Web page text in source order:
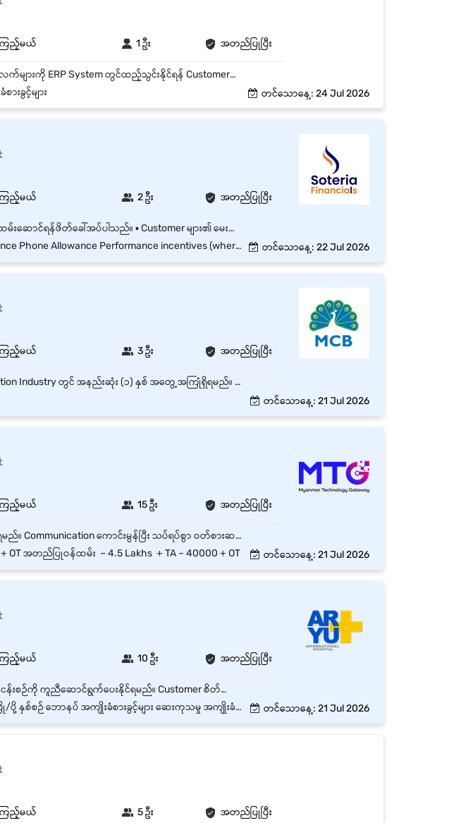
ြည့်မယ် 1 ဦး အတည်ပြုပြီး
Customerအချက်အလက်များ ကားနှင့်သက်ဆိုင်သော အချက်အလက်များကို ERP System တွင်ထည့်သွင်းနိုင်ရန် Customerအားဖုန်းဖြင့်လည်းကောင်း Viber မှ တစ်ဆင့် လည်းကောင်း လုပ်ငန်းအချက်အလက်များအား အချိန်ပြည့်ပေးနိုင်ရန် ပြင်ဆင်ရန်ကားများအားစစ်ဆေးနိုင်ရန် အပတ်စဉ်Target နှင့် Report များအား ပြင်ဆင်ပေးနိုင်ရန် ကားပြင်ဆင်ရန်လိုအပ်သည့်စာရွက်စာတမ်းများအား တိကျစွာ လုပ်ဆောင်ပေးရန် Customer Satisfaction အား အလေးထားနိုင်သူဖြစ်ရမည် ကျားမ မရွေး လျှောက်ထားနိုင်သည်
းခွင့်များ တင်သောနေ့: 24 Jul 2026
ြည့်မယ် 2 ဦး အတည်ပြုပြီး
Soteria Financials အာမခံကိုယ်စားလှယ်လုပ်ငန်းတွင် တာဝန်ထမ်းဆောင်ရန်ဖိတ်ခေါ်အပ်ပါသည်။ ▪️ Customer များ၏ မေးမြန်းမှုများကို Phone, Viber နှင့် Email မှတစ်ဆင့် ယဉ်ကျေးပျူငှာစွာ ဖြေကြားပေးခြင်း။ ▪️ Customer များ၏ လိုအပ်ချက်များကို နားလည်ပြီး သင့်လျော်သော ဝန်ဆောင်မှုများ ပေးအပ်ခြင်း။ ▪️ Customer Records နှင့် Documents များကို စနစ်တကျ စီမံထိန်းသိမ်းခြင်း။ ▪️ သက်ဆိုင်ရာဌာနများနှင့် ပူးပေါင်းဆောင်ရွက်၍ Customer Service အရည်အသွေး တိုးတက်စေရန် ကူညီဆောင်ရွက်ခြင်း။ ▪️ Company Policies နှင့် Procedures များကို လိုက်နာ၍ တာဝန်ထမ်းဆောင်ခြင်း။
Allowance Performance incentives (where applicable) တင်သောနေ့: 22 Jul 2026
ြည့်မယ် 3 ဦး အတည်ပြုပြီး
Call Center, Customer Service သို့မဟုတ် Telecommunication Industry တွင် အနည်းဆုံး (၁) နှစ် အတွေ့အကြုံရှိရမည်။ Social Media မှ Reply Comments နှင့် Messenger များကို စီမံခန့်ခွဲနိုင်ရမည်။ Product Knowledge များကို အမြဲလေ့လာပြီး Update ဖြစ်နေရမည်။ Customer များ စိတ်ကျေနပ်မှုရရှိသည်အထိ Inbound / Outbound Calls များကို စိတ်ရှည်စွာ ဖြေကြားနိုင်ရမည်။ Excellent Customer Service Skills ရှိရမည်။ Teamwork, Interpersonal Skills နှင့် Communication Skills ကောင်းမွန်ရမည်။ Gazette Holidays များတွင် အလုပ်ဆင်းနိုင်ရမည်။ Day / Night Shift အလှည့်ကျ (24/7 Rotation Shift) အလုပ်လုပ်နိုင်ရမည်။ Team Leader မှ သတ်မှတ်ပေးသော Tasks များကို အချိန်မီ ပြီးစီးအောင် ဆောင်ရွက်နိုင်ရမည်။ Company နှင့် ရေရှည်လက်တွဲလုပ်ကိုင်နိုင်ရမည်။
တင်သောနေ့: 21 Jul 2026
ြည့်မယ် 15 ဦး အတည်ပြုပြီး
ရန်ကုန် အပြည်ပြည်ဆိုင်ရာလေဆိပ်တွင် တာဝန်ထမ်း‌ဆောင်နိုင်ရမည်။ Communication ကောင်းမွန်ပြီး သပ်ရပ်စွာ ဝတ်စားဆင်ယင်တတ်ရပါမည်။ Customer များနှင့် ကောင်းမွန်စွာ ပြောဆိုဆက်ဆံနိုင်စွမ်း ရှိရပါမည်။
OT အတည်ပြုဝန်ထမ်း – 4.5 Lakhs + TA – 40000 + OT တင်သောနေ့: 21 Jul 2026
ြည့်မယ် 10 ဦး အတည်ပြုပြီး
သက်ဆိုင်ရာဌာနသို့ ပို့ဆောင်ပေးရမည်။ လူနာမှတ်ပုံတင်ခြင်းလုပ်ငန်းစဉ်ကို ကူညီဆောင်ရွက်ပေးနိုင်ရမည်။ Customer စိတ်ကျေနပ်မှုအတွက် အပြည့်အဝ ဆောင်ရွက်ပေးပါသည်။
အကျိုးခံစားခွင့်များ ဆေးကုသမှု အကျိုးခံစားခွင့် (ကုမ္ပဏီစည်းမျဥ်းအတိုင်း) တင်သောနေ့: 21 Jul 2026
ြည့်မယ် 5 ဦး အတည်ပြုပြီး